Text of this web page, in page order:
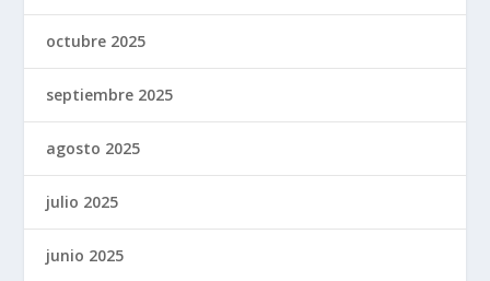
octubre 2025
septiembre 2025
agosto 2025
julio 2025
junio 2025